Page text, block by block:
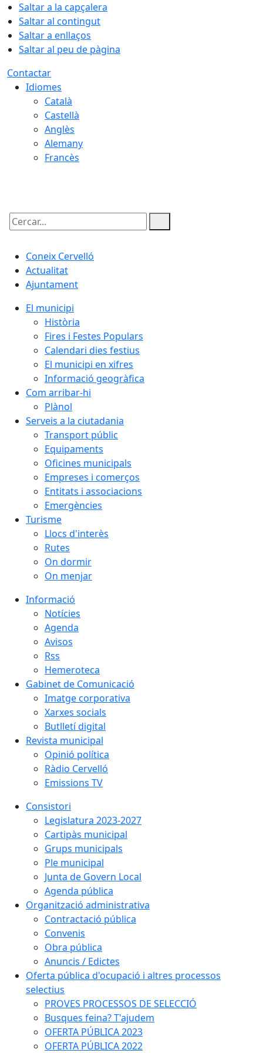
Saltar a la capçalera
Saltar al contingut
Saltar a enllaços
Saltar al peu de pàgina
Contactar
Idiomes
Català
Castellà
Anglès
Alemany
Francès
Cercar:
Coneix Cervelló
Actualitat
Ajuntament
El municipi
Història
Fires i Festes Populars
Calendari dies festius
El municipi en xifres
Informació geogràfica
Com arribar-hi
Plànol
Serveis a la ciutadania
Transport públic
Equipaments
Oficines municipals
Empreses i comerços
Entitats i associacions
Emergències
Turisme
Llocs d'interès
Rutes
On dormir
On menjar
Informació
Notícies
Agenda
Avisos
Rss
Hemeroteca
Gabinet de Comunicació
Imatge corporativa
Xarxes socials
Butlletí digital
Revista municipal
Opinió política
Ràdio Cervelló
Emissions TV
Consistori
Legislatura 2023-2027
Cartipàs municipal
Grups municipals
Ple municipal
Junta de Govern Local
Agenda pública
Organització administrativa
Contractació pública
Convenis
Obra pública
Anuncis / Edictes
Oferta pública d'ocupació i altres processos
selectius
PROVES PROCESSOS DE SELECCIÓ
Busques feina? T'ajudem
OFERTA PÚBLICA 2023
OFERTA PÚBLICA 2022